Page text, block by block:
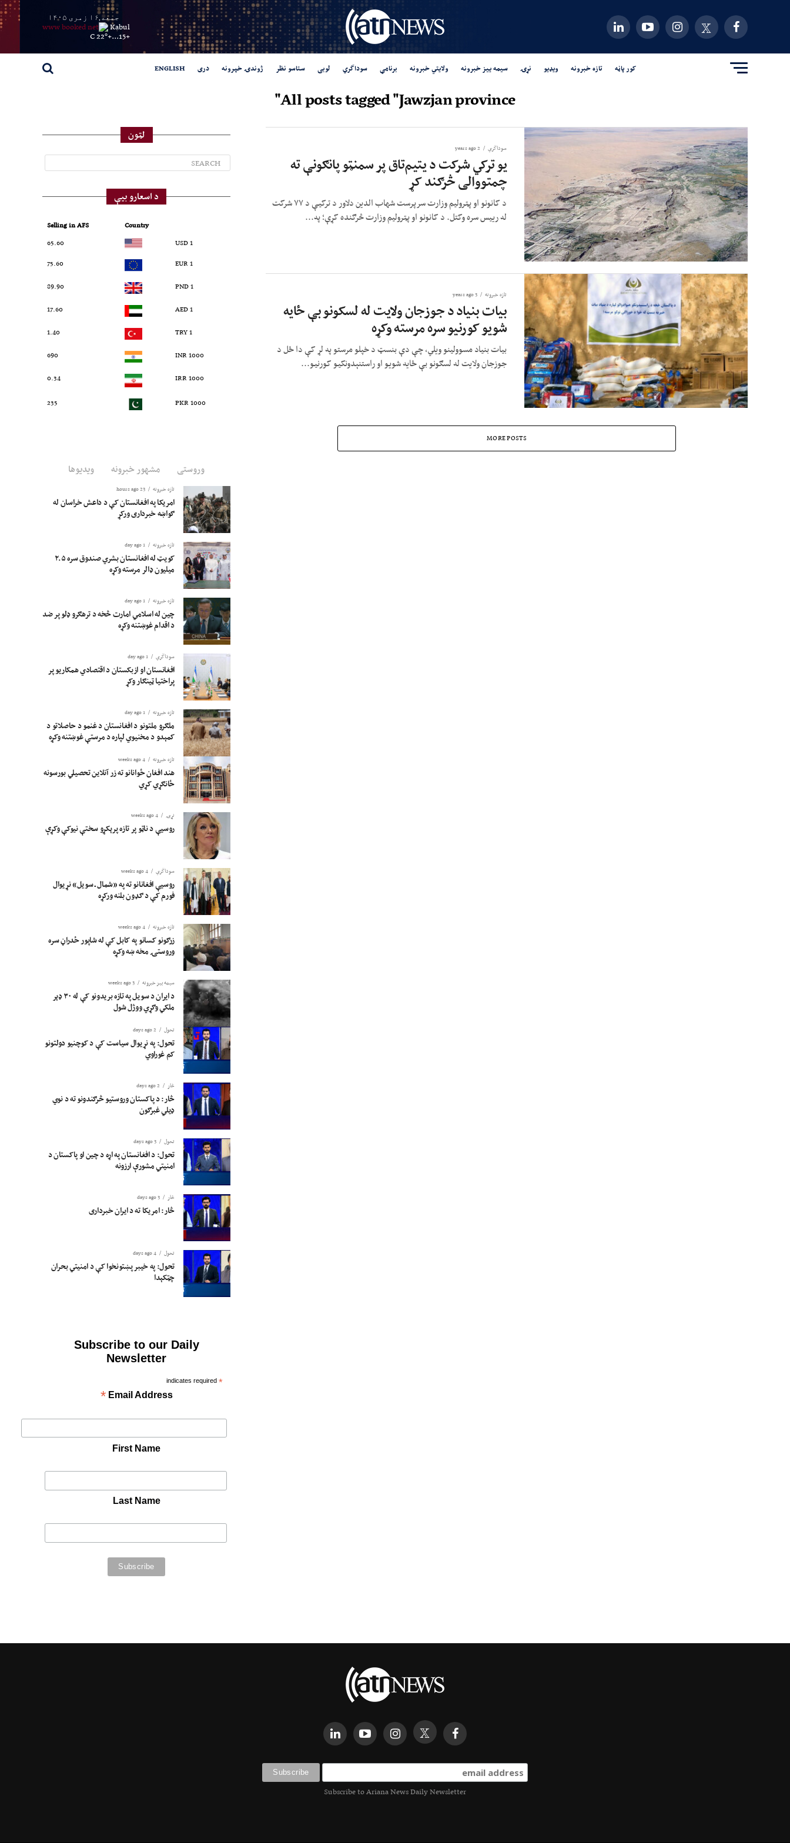
جمعه,۱۶ زمری ۱۴۰۵
Kabul
+
15...
+
22° C
کور پاڼه تازه خبرونه ویډیو نړۍ سیمه ییز خبرونه ولایتي خبرونه برنامې سوداگري لوبی ستاسو نظر ژوندۍ خپرونه دری ENGLISH
All posts tagged "Jawzjan province"
سوداگري 2 years ago
یو ترکي شرکت د یتیم‌تاق پر سمنټو پانګونې ته
چمتووالی څرګند کړ
د کانونو او پټرولیم وزارت سرپرست شهاب الدین دلاور د ترکیې د ۷۷ شرکت
له رییس سره وکتل. د کانونو او پټرولیم وزارت څرګنده کړې؛ په...
تازه خبرونه 3 years ago
بیات بنیاد د جوزجان ولایت له لسکونو بې ځایه
شویو کورنیو سره مرسته وکړه
بیات بنیاد مسوولینو ویلي، چې دې بنسټ د خپلو مرستو په لړ کې دا ځل د
جوزجان ولایت له لسګونو بې ځایه شویو او راستنېدونکیو کورنیو...
MORE POSTS
لټون
د اسعارو بیې
Country
Selling in AFS
1 USD
65.60
1 EUR
75.60
1 PND
89.90
1 AED
17.60
1 TRY
1.40
1000 INR
690
1000 IRR
0.34
1000 PKR
235
وروستی مشهور خبرونه ویدیوها
تازه خبرونه 23 hours ago
امریکا په افغانستان کې د داعش خراسان له
ګواښه خبرداری ورکړ
تازه خبرونه 1 day ago
کویټ له افغانستان بشري صندوق سره ۲.۵
میلیون ډالر مرسته وکړه
تازه خبرونه 1 day ago
چین له اسلامي امارت څخه د ترهګرو ډلو پر ضد
د اقدام غوښتنه وکړه
سوداگري 1 day ago
افغانستان او ازبکستان د اقتصادي همکاریو پر
پراختیا ټینګار وکړ
تازه خبرونه 1 day ago
ملګرو ملتونو د افغانستان د غنمو د حاصلاتو د
کمېدو د مخنیوي لپاره د مرستې غوښتنه وکړه
تازه خبرونه 4 weeks ago
هند افغان ځوانانو ته زر آنلاین تحصیلي بورسونه
ځانګړي کړي
نړۍ 4 weeks ago
روسیې د ناټو پر تازه پرېکړو سختې نیوکې وکړې
سوداگري 4 weeks ago
روسیې افغانانو ته په «شمال ـ سویل» نړیوال
فورم کې د ګډون بلنه ورکړه
تازه خبرونه 4 weeks ago
زرګونو کسانو په کابل کې له شاپور ځدراڼ سره
وروستۍ مخه ښه وکړه
سیمه ییز خبرونه 3 weeks ago
د ایران د سویل په تازه بریدونو کې له ۳۰ ډېر
ملکي وګړي ووژل شول
تحول 2 days ago
تحول: په نړیوال سیاست کې د کوچنیو دولتونو
کم غوراوي
څار 2 days ago
څار: د پاکستان وروستیو څرګندونو ته د نوي
ډیلي غبرګون
تحول 3 days ago
تحول: د افغانستان په اړه د چین او پاکستان د
امنیتي مشورې ارزونه
څار 3 days ago
څار: امریکا ته د ایران خبرداری
تحول 4 days ago
تحول: په خیبر پښتونخوا کې د امنیتي بحران
چټکېدا
Subscribe to our Daily
Newsletter
*
indicates required
Email Address
*
First Name
Last Name
Subscribe to Ariana News Daily Newsletter